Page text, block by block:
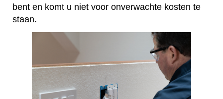
bent en komt u niet voor onverwachte kosten te
staan.